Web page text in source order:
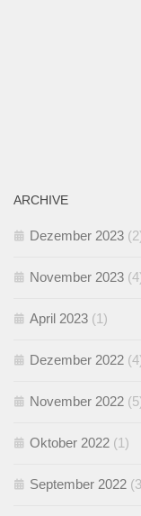
ARCHIVE
Dezember 2023
November 2023
April 2023 (1)
Dezember 2022
November 2022
Oktober 2022 (1)
September 2022